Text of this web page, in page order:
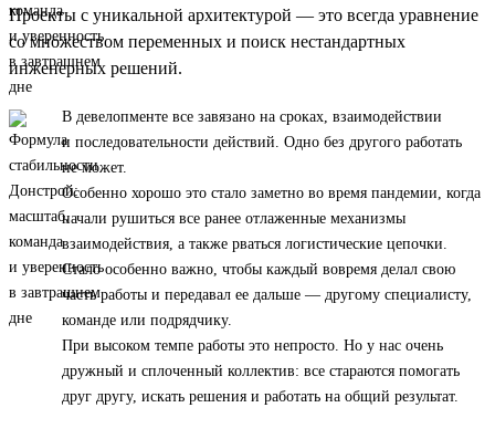
Проекты с уникальной архитектурой — это всегда уравнение
со множеством переменных и поиск нестандартных
инженерных решений.
В девелопменте все завязано на сроках, взаимодействии
и последовательности действий. Одно без другого работать
не может.
Особенно хорошо это стало заметно во время пандемии, когда
начали рушиться все ранее отлаженные механизмы
взаимодействия, а также рваться логистические цепочки.
Стало особенно важно, чтобы каждый вовремя делал свою
часть работы и передавал ее дальше — другому специалисту,
команде или подрядчику.
При высоком темпе работы это непросто. Но у нас очень
дружный и сплоченный коллектив: все стараются помогать
друг другу, искать решения и работать на общий результат.